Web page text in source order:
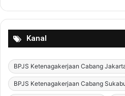
Kanal
BPJS Ketenagakerjaan Cabang
BPJS Ketenagakerjaan Cabang